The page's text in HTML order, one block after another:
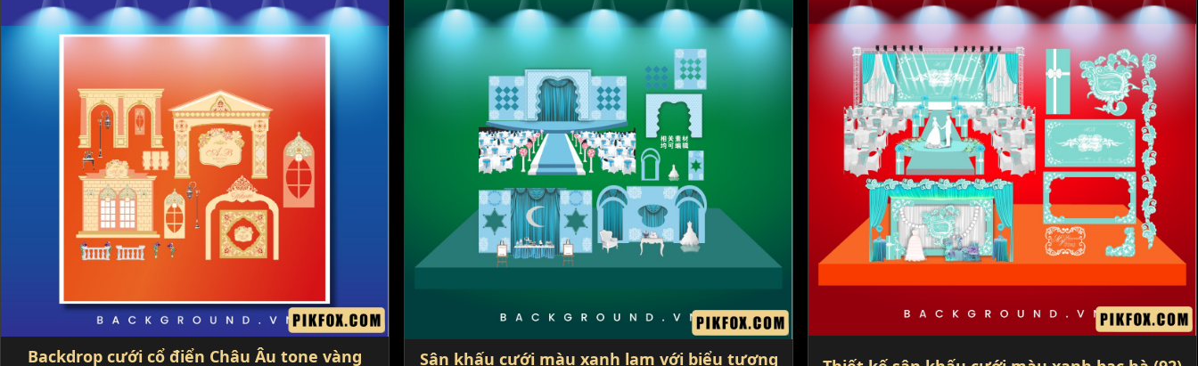
Backdrop cưới cổ điển Châu Âu tone vàng Sân khấu cưới màu xanh lam với biểu tượng